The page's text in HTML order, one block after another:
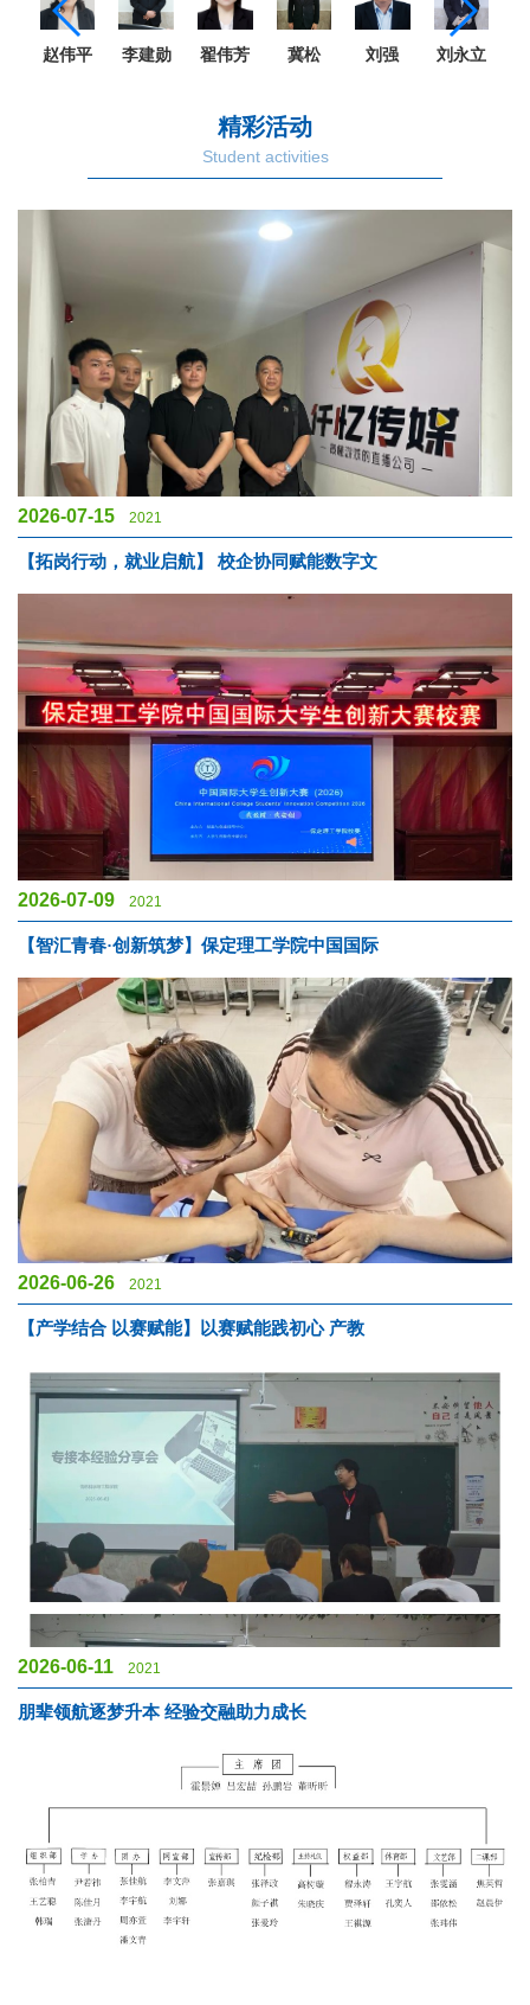
赵伟平 李建勋 翟伟芳 冀松 刘强 刘永立
精彩活动
Student activities
2026-07-15 2021
【拓岗行动，就业启航】 校企协同赋能数字文
2026-07-09 2021
【智汇青春·创新筑梦】保定理工学院中国国际
2026-06-26 2021
【产学结合 以赛赋能】以赛赋能践初心 产教
2026-06-11 2021
朋辈领航逐梦升本 经验交融助力成长